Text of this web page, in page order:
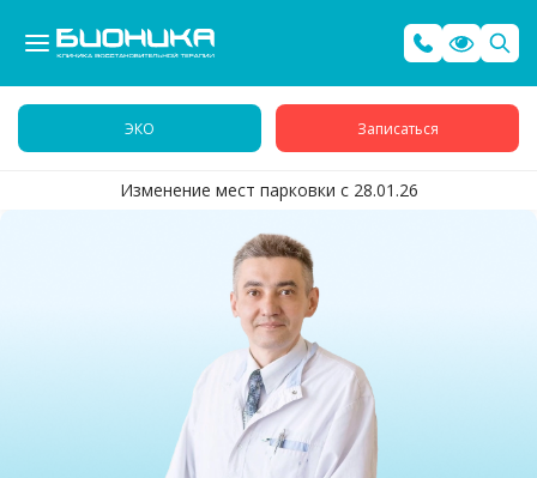
ЭКО Записаться
Изменение мест парковки с 28.01.26